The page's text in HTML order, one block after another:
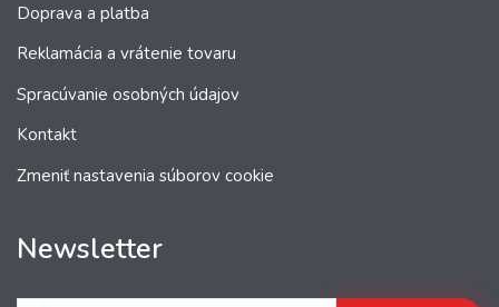
Doprava a platba
Reklamácia a vrátenie tovaru
Spracúvanie osobných údajov
Kontakt
Zmeniť nastavenia súborov cookie
Newsletter